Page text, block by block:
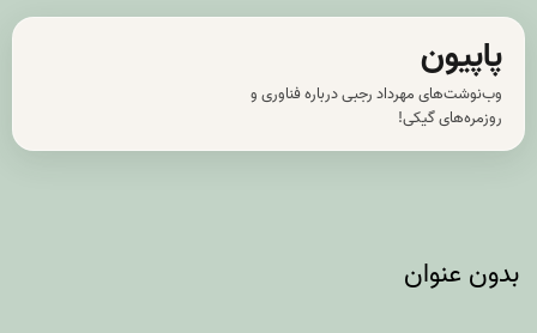
پرش
محتوا
پاپیون
وب‌نوشت‌های مهرداد رجبی درباره فناوری و
روزمره‌های گیکی!
بدون عنوان